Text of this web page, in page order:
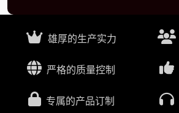
雄厚的生产实力
严格的质量控制
专属的产品订制